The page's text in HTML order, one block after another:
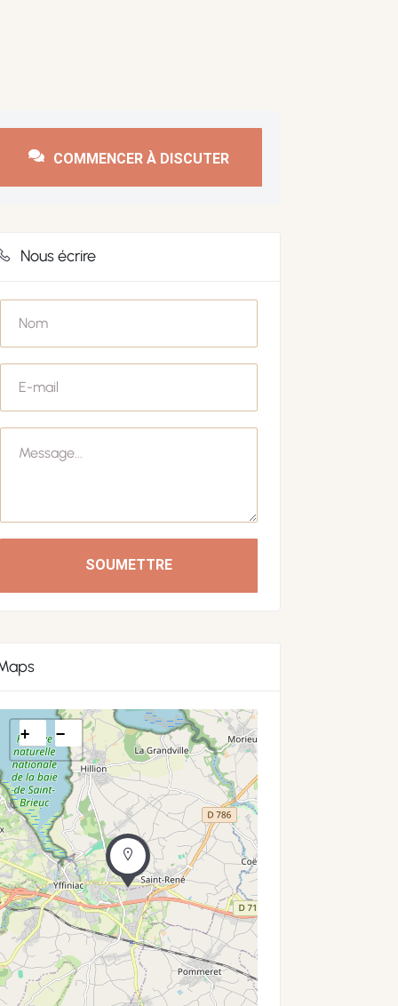
COMMENCER À DISCUTER
Nous écrire
SOUMETTRE
+ −